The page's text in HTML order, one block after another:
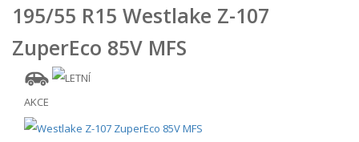
195/55 R15 Westlake Z-107
ZuperEco 85V MFS
AKCE